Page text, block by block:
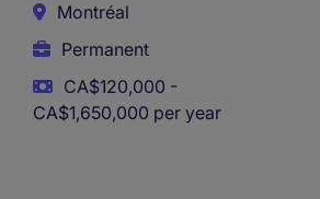
Montréal
Permanent
CA$120,000 -
CA$1,650,000 per year